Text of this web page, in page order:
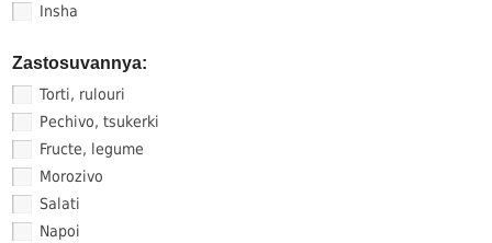
Insha
Zastosuvannya:
Torti, rulouri
Pechivo, tsukerki
Fructe, legume
Morozivo
Salati
Napoi